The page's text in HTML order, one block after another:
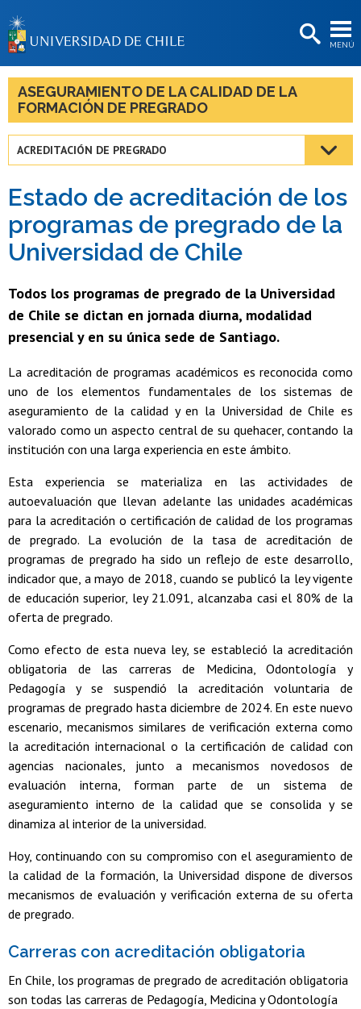
MENÚ
BIBLIOTECAS
LA UNIVERSIDAD
Postulantes
Estudiantes
Funcionarias/os
Egresadas/os
ASEGURAMIENTO DE LA CALIDAD DE LA
FORMACIÓN DE PREGRADO
ACREDITACIÓN DE PREGRADO
Estado de acreditación de los
programas de pregrado de la
Universidad de Chile
Todos los programas de pregrado de la Universidad
de Chile se dictan en jornada diurna, modalidad
presencial y en su única sede de Santiago.
La acreditación de programas académicos es reconocida como
uno de los elementos fundamentales de los sistemas de
aseguramiento de la calidad y en la Universidad de Chile es
valorado como un aspecto central de su quehacer, contando la
institución con una larga experiencia en este ámbito.
Esta experiencia se materializa en las actividades de
autoevaluación que llevan adelante las unidades académicas
para la acreditación o certificación de calidad de los programas
de pregrado. La evolución de la tasa de acreditación de
programas de pregrado ha sido un reflejo de este desarrollo,
indicador que, a mayo de 2018, cuando se publicó la ley vigente
de educación superior, ley 21.091, alcanzaba casi el 80% de la
oferta de pregrado.
Como efecto de esta nueva ley, se estableció la acreditación
obligatoria de las carreras de Medicina, Odontología y
Pedagogía y se suspendió la acreditación voluntaria de
programas de pregrado hasta diciembre de 2024. En este nuevo
escenario, mecanismos similares de verificación externa como
la acreditación internacional o la certificación de calidad con
agencias nacionales, junto a mecanismos novedosos de
evaluación interna, forman parte de un sistema de
aseguramiento interno de la calidad que se consolida y se
dinamiza al interior de la universidad.
Hoy, continuando con su compromiso con el aseguramiento de
la calidad de la formación, la Universidad dispone de diversos
mecanismos de evaluación y verificación externa de su oferta
de pregrado.
Carreras con acreditación obligatoria
En Chile, los programas de pregrado de acreditación obligatoria
son todas las carreras de Pedagogía, Medicina y Odontología